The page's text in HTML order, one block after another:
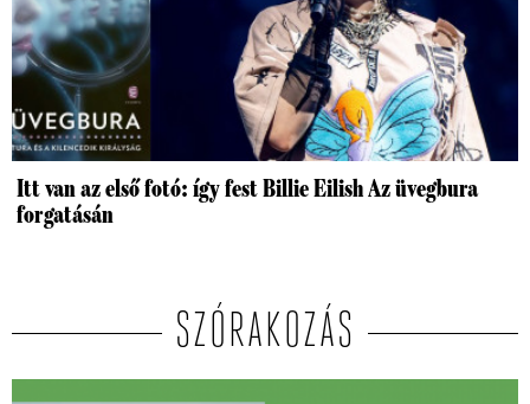
Itt van az első fotó: így fest Billie Eilish Az üvegbura
forgatásán
SZÓRAKOZÁS